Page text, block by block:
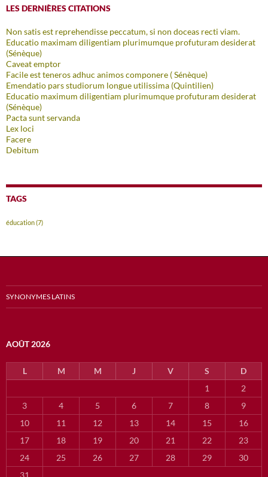
LES DERNIÈRES CITATIONS
Non satis est reprehendisse peccatum, si non doceas recti viam.
Educatio maximam diligentiam plurimumque profuturam desiderat
(Sénèque)
Caveat emptor
Facile est teneros adhuc animos componere ( Sénèque)
Emendatio pars studiorum longue utilissima (Quintilien)
Educatio maximum diligentiam plurimumque profuturam desiderat
(Sénèque)
Pacta sunt servanda
Lex loci
Facere
Debitum
TAGS
éducation(7)
SYNONYMES LATINS
AOÛT 2026
L M M J V S
D
1
2
3
4 5 6 7 8
9
10
11 12 13 14 15
16
17
18 19 20 21 22
23
24
25 26 27 28 29
30